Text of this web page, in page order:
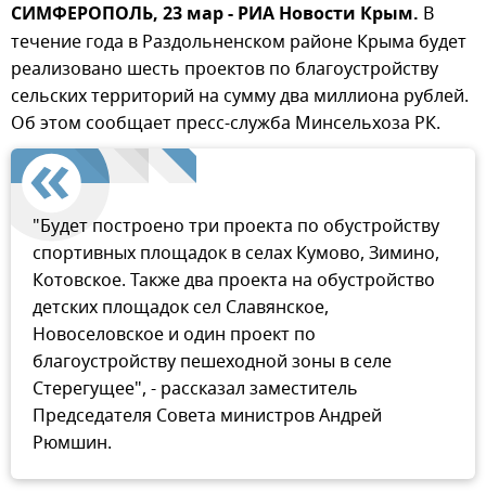
СИМФЕРОПОЛЬ, 23 мар - РИА Новости Крым. В
течение года в Раздольненском районе Крыма будет
реализовано шесть проектов по благоустройству
сельских территорий на сумму два миллиона рублей.
Об этом сообщает пресс-служба Минсельхоза РК.
"Будет построено три проекта по обустройству
спортивных площадок в селах Кумово, Зимино,
Котовское. Также два проекта на обустройство
детских площадок сел Славянское,
Новоселовское и один проект по
благоустройству пешеходной зоны в селе
Стерегущее", - рассказал заместитель
Председателя Совета министров Андрей
Рюмшин.